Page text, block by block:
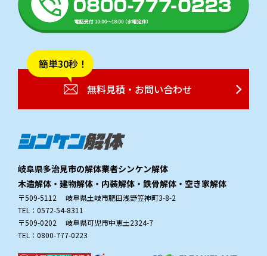
簡単30秒！
無料見積・お問い合わせ
岐阜県多治見市の解体業者シンケン解体
木造解体・建物解体・内装解体・鉄骨解体・空き家解体
〒509-5112 岐阜県土岐市肥田浅野笠神町3-8-2
TEL：0572-54-8311
〒509-0202 岐阜県可児市中恵土2324-7
TEL：0800-777-0223